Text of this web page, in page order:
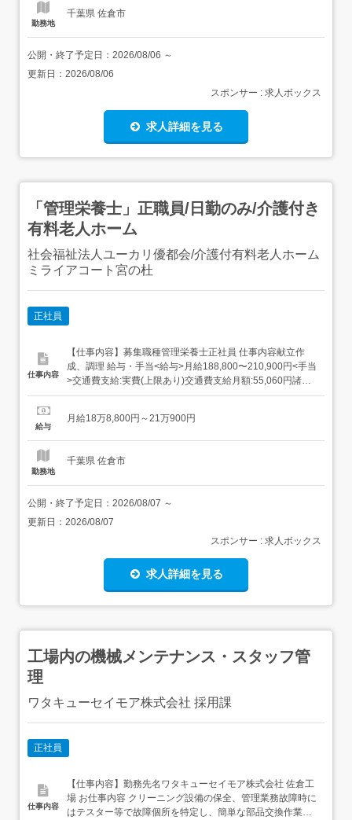
勤務地
千葉県 佐倉市
公開・終了予定日： 2026/08/06 ～
更新日： 2026/08/06
スポンサー : 求人ボックス
求人詳細を見る
「管理栄養士」正職員/日勤のみ/介護付き
有料老人ホーム
社会福祉法人ユーカリ優都会/介護付有料老人ホーム
ミライアコート宮の杜
正社員
仕事内容
【仕事内容】募集職種管理栄養士正社員 仕事内容献立作
成、調理 給与・手当<給与>月給188,800〜210,900円<手当
>交通費支給:実費(上限あり)交通費支給月額:55,060円諸手
当:給与に含む<賞与>賞与あり年2回合計3.4ヶ月分 勤務時
18:00(休憩60分) 勤務形態残...
給与
月給18万8,800円～21万900円
勤務地
千葉県 佐倉市
公開・終了予定日： 2026/08/07 ～
更新日： 2026/08/07
スポンサー : 求人ボックス
求人詳細を見る
工場内の機械メンテナンス・スタッフ管
理
ワタキューセイモア株式会社 採用課
正社員
仕事内容
【仕事内容】勤務先名ワタキューセイモア株式会社 佐倉工
場 お仕事内容 クリーニング設備の保全、管理業務故障時に
はテスター等で故障個所を特定し、簡単な部品交換作業を